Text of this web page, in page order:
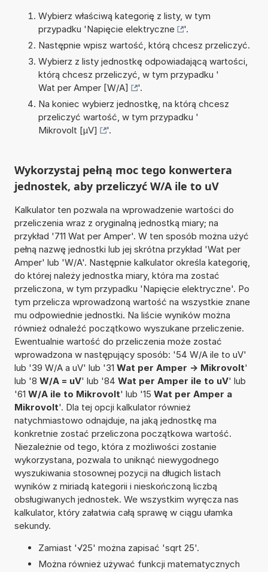
Wybierz właściwą kategorię z listy, w tym
przypadku 'Napięcie elektryczne
'.
Następnie wpisz wartość, którą chcesz przeliczyć.
Wybierz z listy jednostkę odpowiadającą wartości,
którą chcesz przeliczyć, w tym przypadku '
Wat per Amper [W/A]
'.
Na koniec wybierz jednostkę, na którą chcesz
przeliczyć wartość, w tym przypadku '
Mikrovolt [µV]
'.
Wykorzystaj pełną moc tego konwertera
jednostek, aby przeliczyć W/A ile to uV
Kalkulator ten pozwala na wprowadzenie wartości do
przeliczenia wraz z oryginalną jednostką miary; na
przykład '711 Wat per Amper'. W ten sposób można użyć
pełną nazwę jednostki lub jej skrótna przykład 'Wat per
Amper' lub 'W/A'. Następnie kalkulator określa kategorię,
do której należy jednostka miary, która ma zostać
przeliczona, w tym przypadku 'Napięcie elektryczne'. Po
tym przelicza wprowadzoną wartość na wszystkie znane
mu odpowiednie jednostki. Na liście wyników można
również odnaleźć początkowo wyszukane przeliczenie.
Ewentualnie wartość do przeliczenia może zostać
wprowadzona w następujący sposób: '54 W/A ile to uV'
lub '39 W/A a uV' lub '31 Wat per Amper -> Mikrovolt'
lub '8 W/A = uV' lub '84 Wat per Amper ile to uV' lub
'61 W/A ile to Mikrovolt' lub '15 Wat per Amper a
Mikrovolt'. Dla tej opcji kalkulator również
natychmiastowo odnajduje, na jaką jednostkę ma
konkretnie zostać przeliczona początkowa wartość.
Niezależnie od tego, która z możliwości zostanie
wykorzystana, pozwala to uniknąć niewygodnego
wyszukiwania stosownej pozycji na długich listach
wyników z miriadą kategorii i nieskończoną liczbą
obsługiwanych jednostek. We wszystkim wyręcza nas
kalkulator, który załatwia całą sprawę w ciągu ułamka
sekundy.
Zamiast '√25' można zapisać 'sqrt 25'.
Można również używać funkcji matematycznych